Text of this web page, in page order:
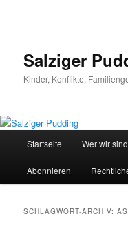
Salziger
Kinder, Konflikte,
Startseite Wer wir sind
Abonnieren
SCHLAGWORT-ARCHIV: